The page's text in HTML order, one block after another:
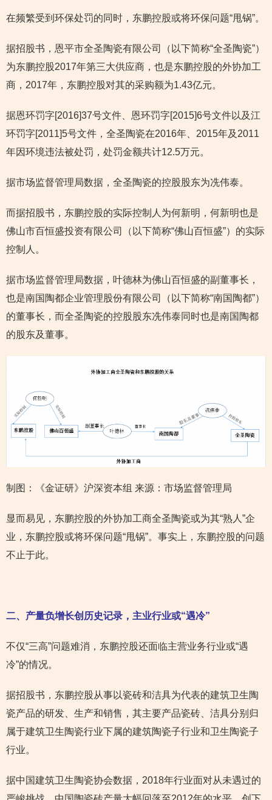
在频繁受到环保处罚的同时，东鹏控股或将环保问题“甩锅”。
据招股书，恩平市全圣陶瓷有限公司（以下简称“全圣陶瓷”）
为东鹏控股2017年第三大供应商，也是东鹏控股的外协加工
商，2017年，东鹏控股对其的采购额为1.43亿元。
据恩环罚字[2016]37号文件、恩环罚字[2015]6号文件以及江
环罚字[2011]5号文件，全圣陶瓷在2016年、2015年及2011
年因环境违法被处罚，处罚金额共计12.5万元。
据市场监督管理局数据，全圣陶瓷的控股股东为冼伟泰。
而据招股书，东鹏控股的实际控制人为何新明，何新明也是
佛山市百恒盛投资有限公司（以下简称“佛山百恒盛”）的实际
控制人。
据市场监督管理局数据，叶德林为佛山百恒盛的副董事长，
也是南国陶都企业管理股份有限公司（以下简称“南国陶都”）
的董事长，而全圣陶瓷的控股股东冼伟泰同时也是南国陶都
的股东及董事。
制图：《金证研》沪深资本组 来源：市场监督管理局
显而易见，东鹏控股的外协加工商全圣陶瓷或为其“熟人”企
业，东鹏控股或将环保问题“甩锅”。事实上，东鹏控股的问题
不止于此。
二、产量负增长创历史记录，主业行业或“遇冷”
不仅“三高”问题难消，东鹏控股还面临主营业务行业或“遇
冷”的情况。
据招股书，东鹏控股从事以瓷砖和洁具为代表的建筑卫生陶
瓷产品的研发、生产和销售，其主要产品瓷砖、洁具分别归
属于建筑卫生陶瓷行业下属的建筑陶瓷子行业和卫生陶瓷子
行业。
据中国建筑卫生陶瓷协会数据，2018年行业面对从未遇过的